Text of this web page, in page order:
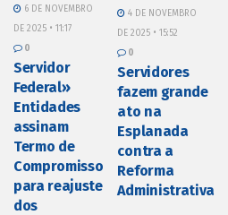
6 DE NOVEMBRO
DE 2025 • 11:17
0
Servidor
Federal»
Entidades
assinam
Termo de
Compromisso
para reajuste
dos
4 DE NOVEMBRO
DE 2025 • 15:52
0
Servidores
fazem grande
ato na
Esplanada
contra a
Reforma
Administrativa